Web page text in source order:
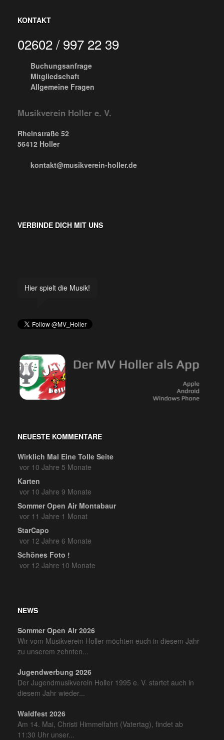
KONTAKT
02602 / 997 22 39
Buchungsanfrage
Mitgliedschaft
Allgemeine Fragen
Musikverein Holler e. V.
Rheinstraße 52
56412 Holler
kontakt@musikverein-holler.de
VERBINDE DICH MIT UNS
Hier spielt die Musik!
NEUESTE KOMMENTARE
Wirklich Mal Eine Tolle Seite
vor 10 Jahre 5 Monate
Karten
vor 10 Jahre 9 Monate
Sommer Open Air Montabaur
vor 11 Jahre 1 Monat
StarCapo
vor 12 Jahre 6 Monate
Schönes Foto !
vor 12 Jahre 10 Monate
NEWS
Sommer Open Air 2026
Wir vom Musikverein Holler möchten euch in diesem Jahr
zu unserem zehnten...
Jugendwerbung 2026
Der Jugendmusikverein Holler 1995 e. V. startet auch in
diesem Jahr wieder...
Waldfest 2026
Am 14. Mai, Christi Himmelfahrt (Vatertag), findet ab
11:30 Uhr unser...